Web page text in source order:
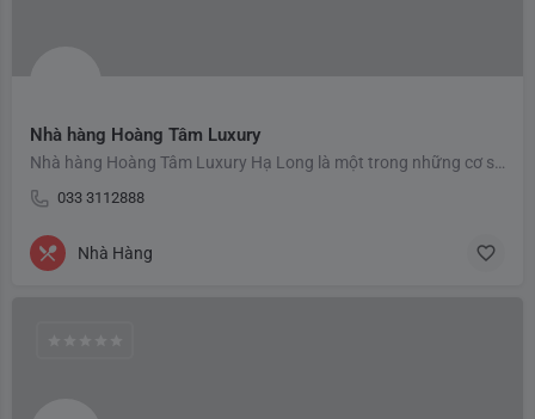
Nhà hàng Hoàng Tâm Luxury
033 3112888
Nhà Hàng